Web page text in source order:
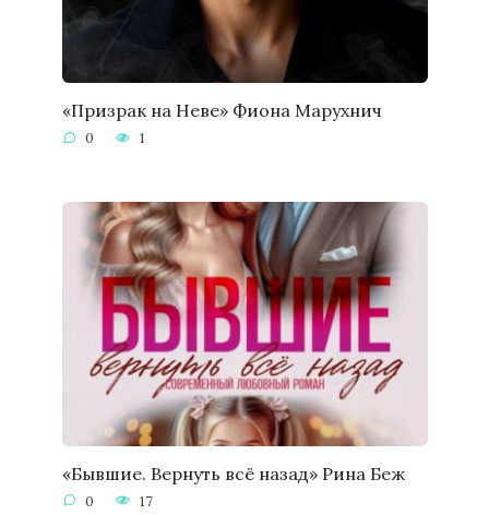
«Призрак на Неве» Фиона Марухнич
0 1
«Бывшие. Вернуть всё назад» Рина Беж
0 17